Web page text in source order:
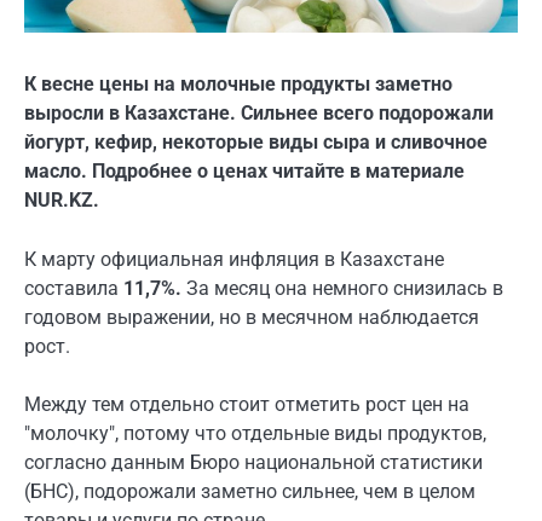
К весне цены на молочные продукты заметно
выросли в Казахстане. Сильнее всего подорожали
йогурт, кефир, некоторые виды сыра и сливочное
масло. Подробнее о ценах читайте в материале
NUR.KZ.
К марту официальная инфляция в Казахстане
составила 11,7%. За месяц она немного снизилась в
годовом выражении, но в месячном наблюдается
рост.
Между тем отдельно стоит отметить рост цен на
"молочку", потому что отдельные виды продуктов,
согласно данным Бюро национальной статистики
(БНС), подорожали заметно сильнее, чем в целом